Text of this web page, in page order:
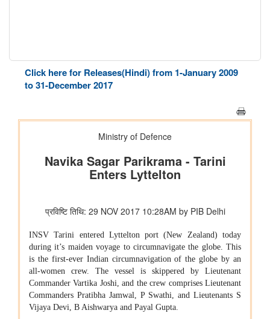
Click here for Releases(Hindi) from 1-January 2009
to 31-December 2017